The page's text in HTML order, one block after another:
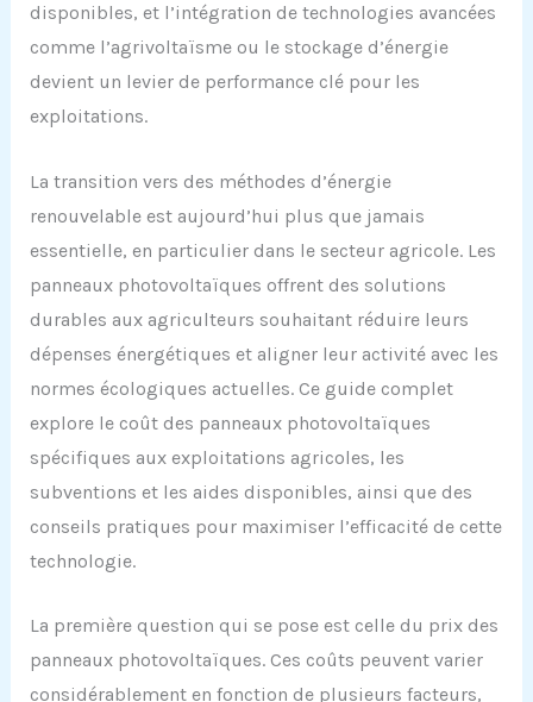
disponibles, et l’intégration de technologies avancées
comme l’agrivoltaïsme ou le stockage d’énergie
devient un levier de performance clé pour les
exploitations.
La transition vers des méthodes d’énergie
renouvelable est aujourd’hui plus que jamais
essentielle, en particulier dans le secteur agricole. Les
panneaux photovoltaïques offrent des solutions
durables aux agriculteurs souhaitant réduire leurs
dépenses énergétiques et aligner leur activité avec les
normes écologiques actuelles. Ce guide complet
explore le coût des panneaux photovoltaïques
spécifiques aux exploitations agricoles, les
subventions et les aides disponibles, ainsi que des
conseils pratiques pour maximiser l’efficacité de cette
technologie.
La première question qui se pose est celle du prix des
panneaux photovoltaïques. Ces coûts peuvent varier
considérablement en fonction de plusieurs facteurs,